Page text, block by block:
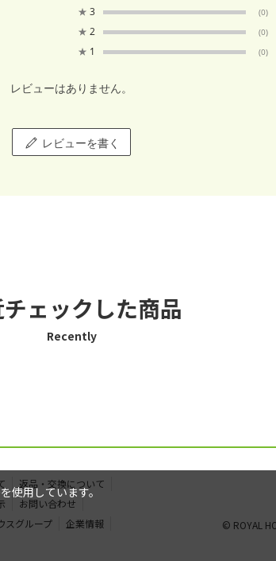
★ 3 (0)
★ 2 (0)
★ 1 (0)
レビューはありません。
レビューを書く
ェックした商品
Recently
返品・交換について
お問い合わせ
スグループ 企業情報 © ROYAL
使用しています。